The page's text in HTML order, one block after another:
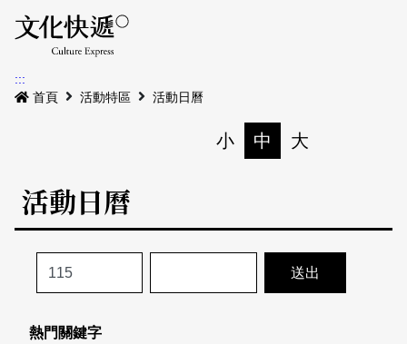
最新公告
本期專題
歷史專題
活動特區
活動列表
關於我們
:::
首頁
活動特區 活動日曆
小 中 大
活動日曆
熱門關鍵字